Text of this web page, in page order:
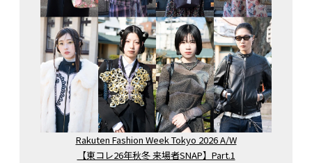
Rakuten Fashion Week Tokyo 2026 A/W
【東コレ26年秋冬 来場者SNAP】Part.1